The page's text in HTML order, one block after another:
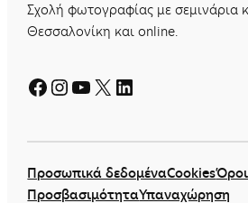
Σχολή φωτογραφίας με σεμινάρια
Θεσσαλονίκη και online.
Facebook
Instagram
YouTube
X Linkedin
Προσωπικά δεδομέναCookies
ΠροσβασιμότηταΥπαναχώρηση